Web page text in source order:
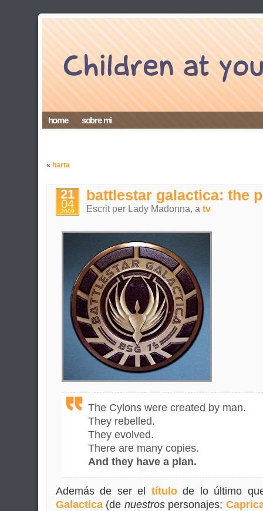
home sobre mi
« harta
21
04
2009
battlestar galactica: the
Escrit per Lady Madonna, atv
The Cylons were created by man.
They rebelled.
They evolved.
There are many copies.
And they have a plan.
Además de ser el títulode lo último
Galactica(de nuestrospersonajes;